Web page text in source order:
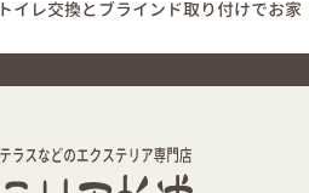
トイレ交換とブラインド取り付けでお家